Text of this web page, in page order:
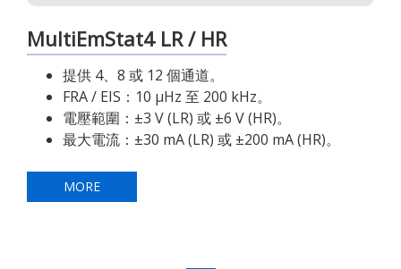
MultiEmStat4 LR / HR
提供 4、8 或 12 個通道。
FRA / EIS：10 μHz 至 200 kHz。
電壓範圍：±3 V (LR) 或 ±6 V (HR)。
最大電流：±30 mA (LR) 或 ±200 mA (HR)。
MORE